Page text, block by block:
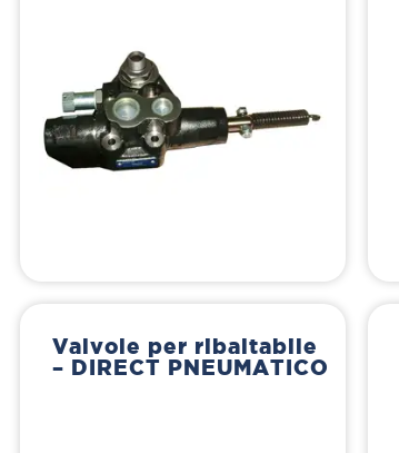
Valvole per ribaltabile
– DIRECT PNEUMATICO